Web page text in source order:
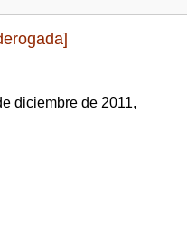
diciembre de 2011,